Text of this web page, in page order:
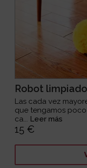
Robot
Las cada vez
que tengamos
ca... Leer más
15 €